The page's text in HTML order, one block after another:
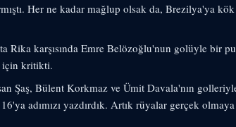
Her ne kadar mağlup olsak da, Brezilya'ya
Rika karşısında Emre Belözoğlu'nun golüyle bir
için kritikti.
Şaş, Bülent Korkmaz ve Ümit Davala'nın
adımızı yazdırdık. Artık rüyalar gerçek